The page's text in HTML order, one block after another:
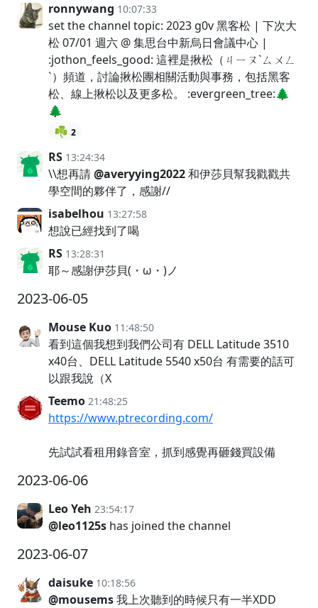
ronnywang 10:07:33
set the channel topic: 2023 g0v 黑客松 | 下次大
松 07/01 週六 @ 集思台中新烏日會議中心 |
:jothon_feels_good: 這裡是揪松（ㄐㄧㄡˋㄙㄨㄥ
ˋ）頻道，討論揪松團相關活動與事務，包括黑客
松、線上揪松以及更多松。 :evergreen_tree:🌲
🌲
☘️ 2
RS 13:24:34
\\想再請@averyying2022和伊莎貝幫我戳戳共
學空間的夥伴了，感謝//
isabelhou 13:27:58
想說已經找到了喝
RS 13:28:31
耶～感謝伊莎貝(・ω・)ノ
2023-06-05
Mouse Kuo 11:48:50
看到這個我想到我們公司有 DELL Latitude 3510
x40台、DELL Latitude 5540 x50台 有需要的話可
以跟我說（X
Teemo 21:48:25
https://www.ptrecording.com/
先試試看租用錄音室，抓到感覺再砸錢買設備
2023-06-06
Leo Yeh 23:54:17
@leo1125s has joined the channel
2023-06-07
daisuke 10:18:56
@mousems我上次聽到的時候只有一半XDD